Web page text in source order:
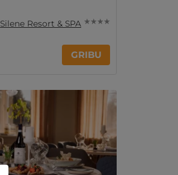
Silene Resort & SPA ★ ★ ★ ★
GRIBU